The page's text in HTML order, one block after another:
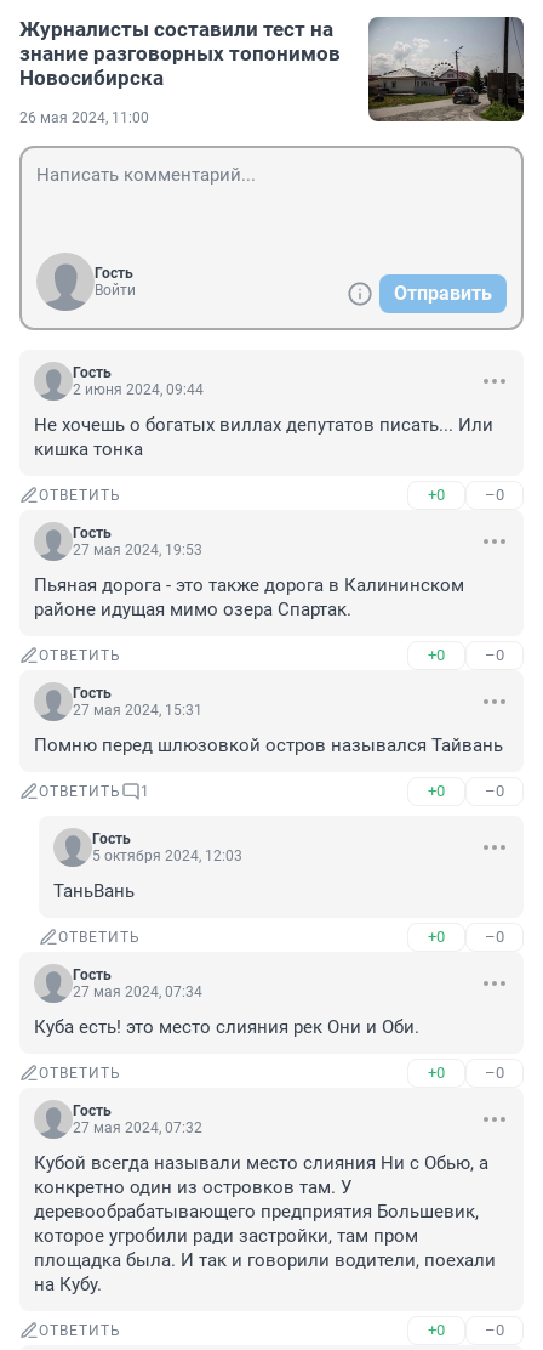
Журналисты составили тест на
знание разговорных топонимов
Новосибирска
26 мая 2024, 11:00
Гость
Войти
Отправить
Гость
2 июня 2024, 09:44
Не хочешь о богатых виллах депутатов писать... Или
кишка тонка
ОТВЕТИТЬ +0 –0
Гость
27 мая 2024, 19:53
Пьяная дорога - это также дорога в Калининском
районе идущая мимо озера Спартак.
ОТВЕТИТЬ +0 –0
Гость
27 мая 2024, 15:31
Помню перед шлюзовкой остров назывался Тайвань
ОТВЕТИТЬ 1 +0 –0
Гость
5 октября 2024, 12:03
ТаньВань
ОТВЕТИТЬ +0 –0
Гость
27 мая 2024, 07:34
Куба есть! это место слияния рек Они и Оби.
ОТВЕТИТЬ +0 –0
Гость
27 мая 2024, 07:32
Кубой всегда называли место слияния Ни с Обью, а
конкретно один из островков там. У
деревообрабатывающего предприятия Большевик,
которое угробили ради застройки, там пром
площадка была. И так и говорили водители, поехали
на Кубу.
ОТВЕТИТЬ +0 –0